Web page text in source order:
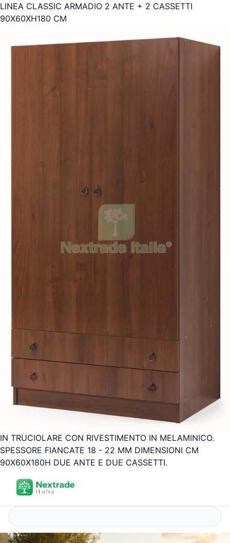
LINEA CLASSIC ARMADIO 2 ANTE + 2 CASSETTI
90X60XH180 CM
IN TRUCIOLARE CON RIVESTIMENTO IN MELAMINICO.
SPESSORE FIANCATE 18 - 22 MM DIMENSIONI CM
90X60X180H DUE ANTE E DUE CASSETTI.